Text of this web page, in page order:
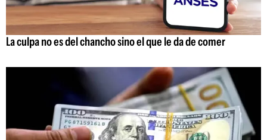
La culpa no es del chancho sino el que le da de comer